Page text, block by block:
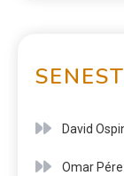
David
Omar